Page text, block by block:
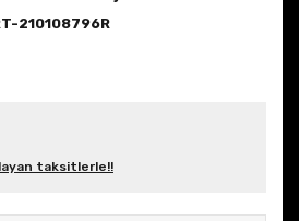
210108796R
taksitlerle!!